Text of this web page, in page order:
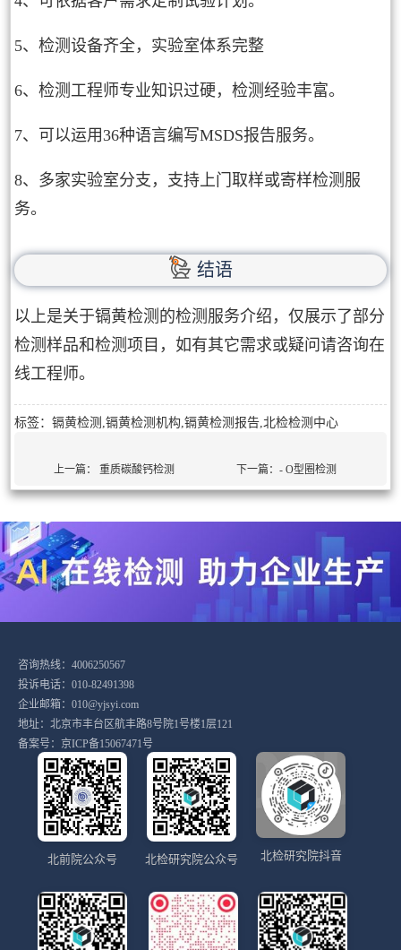
5、检测设备齐全，实验室体系完整
6、检测工程师专业知识过硬，检测经验丰富。
7、可以运用36种语言编写MSDS报告服务。
8、多家实验室分支，支持上门取样或寄样检测服
务。
结语
以上是关于镉黄检测的检测服务介绍，仅展示了部分
检测样品和检测项目，如有其它需求或疑问请咨询在
线工程师。
标签：镉黄检测,镉黄检测机构,镉黄检测报告,北检检测中心
上一篇：重质碳酸钙检测 下一篇：- O型圈检测
咨询热线：4006250567
投诉电话：010-82491398
企业邮箱：010@yjsyi.com
地址：北京市丰台区航丰路8号院1号楼1层121
备案号： 京ICP备15067471号
北前院公众号 北检研究院公众号 北检研究院抖音